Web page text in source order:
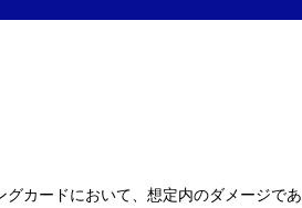
カードにおいて、想定内のダメージで